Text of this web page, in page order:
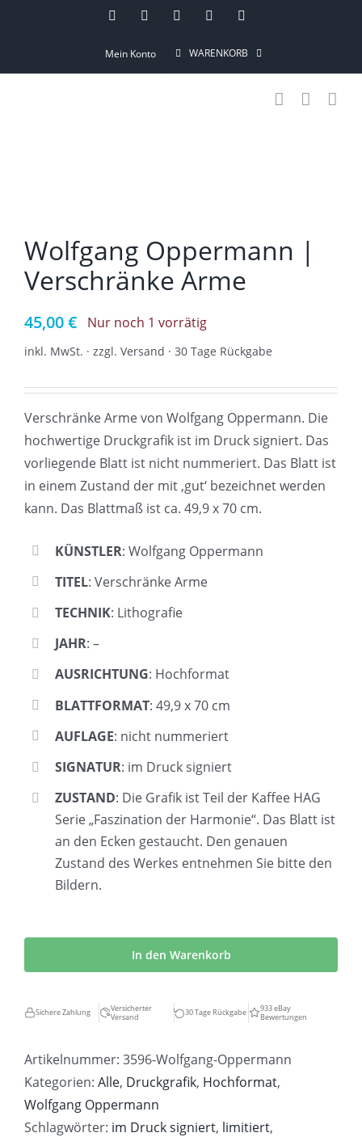
InstagramPinterestFacebookYouTube
Mein Konto WARENKORB
Wolfgang Oppermann |
Verschränke Arme
45,00€ Nur noch 1 vorrätig
inkl. MwSt. · zzgl. Versand · 30 Tage Rückgabe
Verschränke Arme von Wolfgang Oppermann. Die
hochwertige Druckgrafik ist im Druck signiert. Das
vorliegende Blatt ist nicht nummeriert. Das Blatt ist
in einem Zustand der mit ‚gut‘ bezeichnet werden
kann. Das Blattmaß ist ca. 49,9 x 70 cm.
KÜNSTLER: Wolfgang Oppermann
TITEL: Verschränke Arme
TECHNIK: Lithografie
JAHR: –
AUSRICHTUNG: Hochformat
BLATTFORMAT: 49,9 x 70 cm
AUFLAGE: nicht nummeriert
SIGNATUR: im Druck signiert
ZUSTAND: Die Grafik ist Teil der Kaffee HAG
Serie „Faszination der Harmonie“. Das Blatt ist
an den Ecken gestaucht. Den genauen
Zustand des Werkes entnehmen Sie bitte den
Bildern.
Oppermann
|
Verschränke
Arme
In den Warenkorb
Sichere Zahlung
Versicherter
Versand
30 Tage Rückgabe
933 eBay
Bewertungen
Artikelnummer: 3596-Wolfgang-Oppermann
Kategorien: Alle, Druckgrafik, Hochformat,
Wolfgang Oppermann
Schlagwörter: im Druck signiert, limitiert,